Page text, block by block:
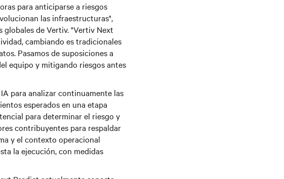
para anticiparse a riesgos
las infraestructuras",
globales de Vertiv. "Vertiv Next
cambiando es tradicionales
Pasamos de suposiciones a
equipo y mitigando riesgos antes
para analizar continuamente las
esperados en una etapa
para determinar el riesgo y
contribuyentes para respaldar
y el contexto operacional
la ejecución, con medidas